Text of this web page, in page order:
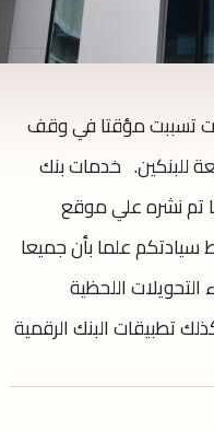
تسببت مؤقتا في وقف
للبنكين. خدمات بنك
تم نشره علي موقع
علما بأن جميعا
اللحظية
تطبيقات البنك الرقمية